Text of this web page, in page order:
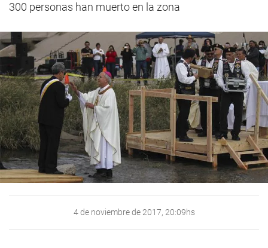
300 personas han muerto en la zona
4 de noviembre de 2017, 20:09hs